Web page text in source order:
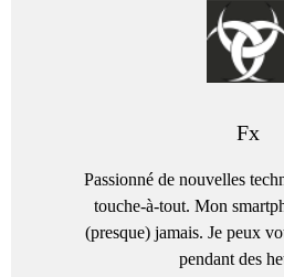
Fx
Passionné de nouvelles
touche-à-tout. Mon
(presque) jamais. Je peux
pendant des